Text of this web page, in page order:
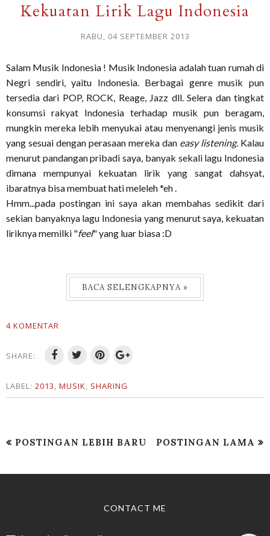
Kekuatan Lirik Lagu Indonesia
RABU, 04 SEPTEMBER 2013
Salam Musik Indonesia ! Musik Indonesia adalah tuan rumah di
Negri sendiri, yaitu Indonesia. Berbagai genre musik pun
tersedia dari POP, ROCK, Reage, Jazz dll. Selera dan tingkat
konsumsi rakyat Indonesia terhadap musik pun beragam,
mungkin mereka lebih menyukai atau menyenangi jenis musik
yang sesuai dengan perasaan mereka dan easy listening. Kalau
menurut pandangan pribadi saya, banyak sekali lagu Indonesia
dimana mempunyai kekuatan lirik yang sangat dahsyat,
ibaratnya bisa membuat hati meleleh *eh .
Hmm...pada postingan ini saya akan membahas sedikit dari
sekian banyaknya lagu Indonesia yang menurut saya, kekuatan
liriknya memilki "feel" yang luar biasa :D
BACA SELENGKAPNYA »
4 KOMENTAR
SHARE:
LABEL: 2013, MUSIK, SHARING
POSTINGAN LEBIH BARU POSTINGAN LAMA
CONTACT ME